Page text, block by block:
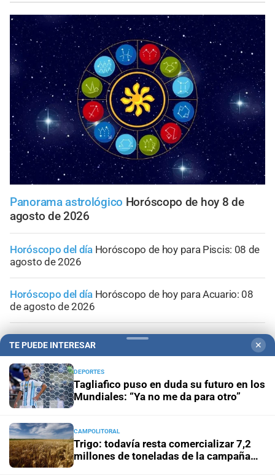
Panorama astrológico Horóscopo de hoy 8 de
agosto de 2026
Horóscopo del día Horóscopo de hoy para Piscis: 08 de
agosto de 2026
Horóscopo del día Horóscopo de hoy para Acuario: 08
de agosto de 2026
Horóscopo de hoy para Capricornio:
08 de agosto de 2026
Horóscopo del día Horóscopo de hoy para Sagitario: 08
de agosto de 2026
TE PUEDE INTERESAR ✕
DEPORTES
Tagliafico puso en duda su futuro en los
Mundiales: “Ya no me da para otro”
CAMPOLITORAL
Trigo: todavía resta comercializar 7,2
millones de toneladas de la campaña